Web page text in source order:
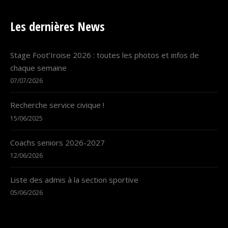
Les dernières News
Stage Foot’Iroise 2026 : toutes les photos et infos de
chaque semaine
07/07/2026
Recherche service civique !
15/06/2025
Coachs seniors 2026-2027
12/06/2026
Liste des admis à la section sportive
05/06/2026